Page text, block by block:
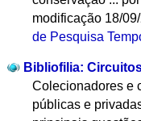
modificação 18/
de Pesquisa
Bibliofilia: Circuitos
Colecionadores e
públicas e